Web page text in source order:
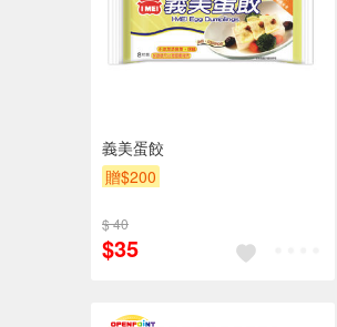
義美蛋餃
贈$200
$ 40
$35